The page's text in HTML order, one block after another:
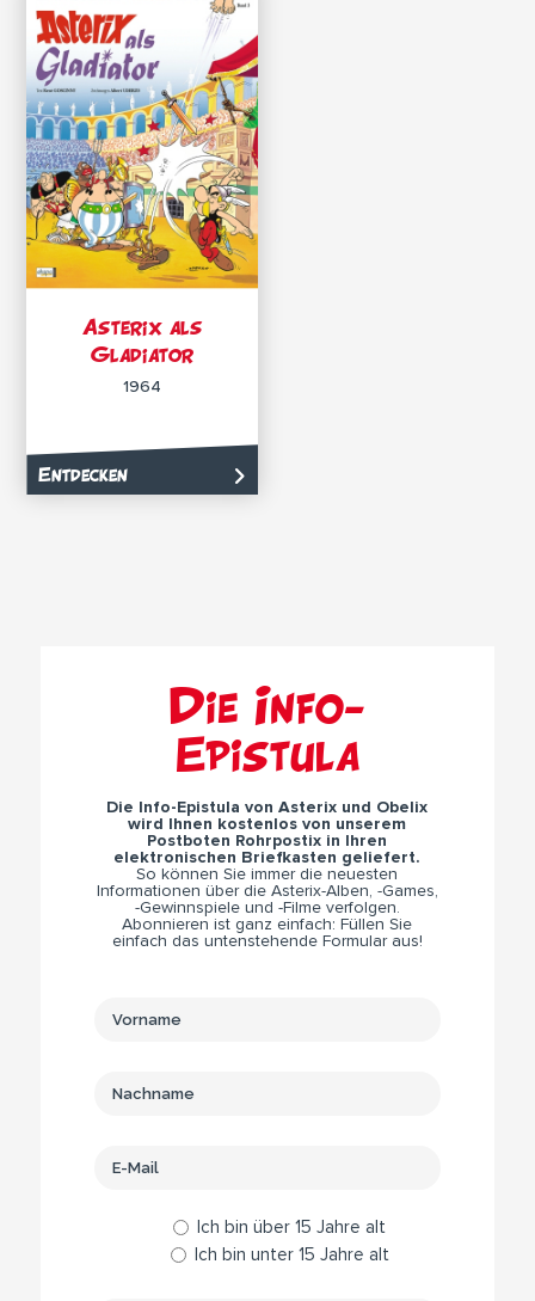
Asterix als
Gladiator
1964
Entdecken
Die Info-
Epistula
Die Info-Epistula von Asterix und Obelix
wird Ihnen kostenlos von unserem
Postboten Rohrpostix in Ihren
elektronischen Briefkasten geliefert.
So können Sie immer die neuesten
Informationen über die Asterix-Alben, -Games,
-Gewinnspiele und -Filme verfolgen.
Abonnieren ist ganz einfach: Füllen Sie
einfach das untenstehende Formular aus!
Ich bin über 15 Jahre alt
Ich bin unter 15 Jahre alt